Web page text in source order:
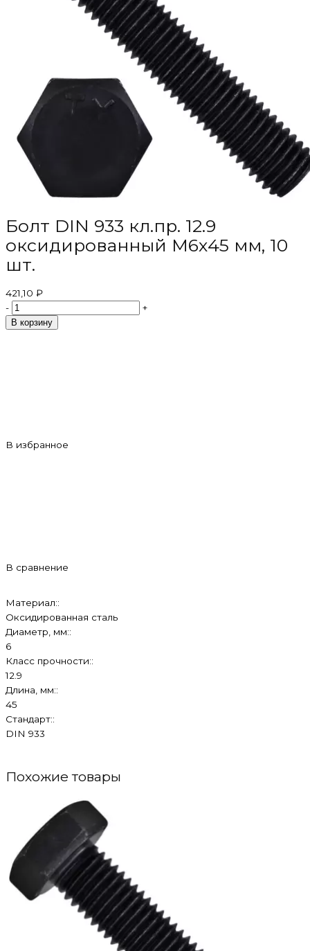
Болт DIN 933 кл.пр. 12.9
оксидированный M6х45 мм, 10
шт.
421,10 ₽
-
+
В корзину
В избранное
В сравнение
Материал::
Оксидированная сталь
Диаметр, мм::
6
Класс прочности::
12.9
Длина, мм::
45
Стандарт::
DIN 933
Похожие товары